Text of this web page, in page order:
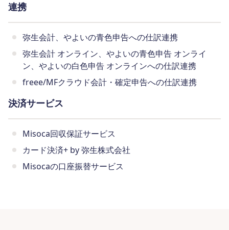
連携
弥生会計、やよいの青色申告への仕訳連携
弥生会計 オンライン、やよいの青色申告 オンライ
ン、やよいの白色申告 オンラインへの仕訳連携
freee/MFクラウド会計・確定申告への仕訳連携
決済サービス
Misoca回収保証サービス
カード決済+ by 弥生株式会社
Misocaの口座振替サービス